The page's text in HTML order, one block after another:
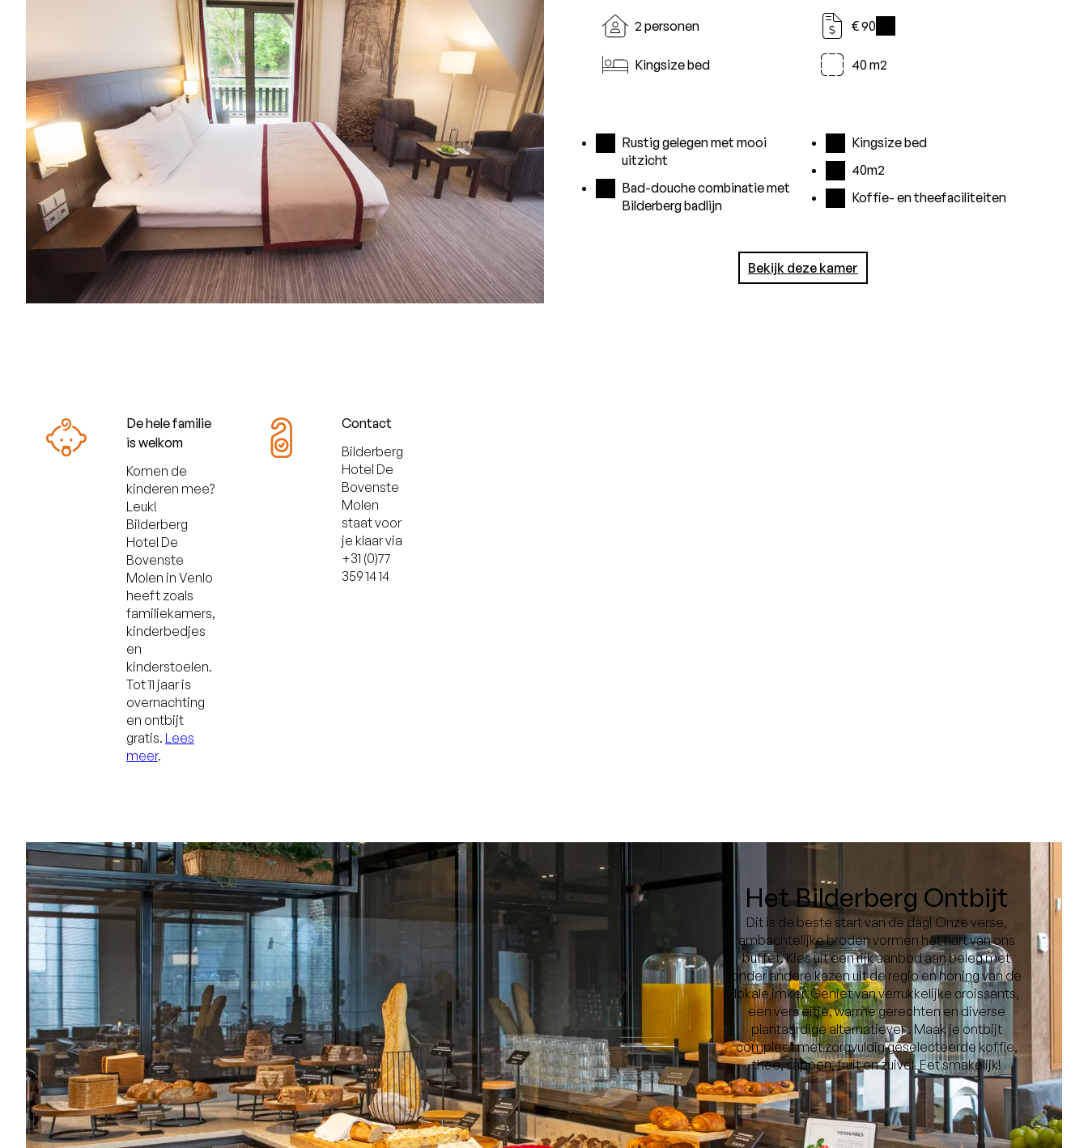
2 personen
€ 90
Kingsize bed
40 m2
Rustig gelegen met mooi
uitzicht
Bad-douche combinatie met
Bilderberg badlijn
Kingsize bed
40m2
Koffie- en theefaciliteiten
Bekijk deze kamer
De hele familie
is welkom
Komen de
kinderen mee?
Leuk!
Bilderberg
Hotel De
Bovenste
Molen in Venlo
heeft zoals
familiekamers,
kinderbedjes
en
kinderstoelen.
Tot 11 jaar is
overnachting
en ontbijt
gratis. Lees
meer.
Contact
Bilderberg
Hotel De
Bovenste
Molen
staat voor
je klaar via
+31 (0)77
359 14 14
Het Bilderberg Ontbijt
Dit is de beste start van de dag! Onze verse,
ambachtelijke broden vormen het hart van ons
buffet. Kies uit een rijk aanbod aan beleg met
onder andere kazen uit de regio en honing van de
lokale imker. Geniet van verrukkelijke croissants,
een vers eitje, warme gerechten en diverse
plantaardige alternatieven. Maak je ontbijt
compleet met zorgvuldig geselecteerde koffie,
thee, sappen, fruit en zuivel. Eet smakelijk!